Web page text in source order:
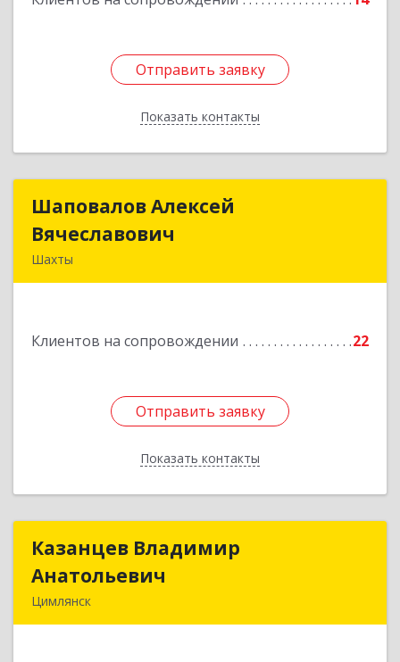
Отправить заявку
Показать контакты
Отправить заявку
Назад
Шаповалов Алексей
Вячеславович
Шахты
Клиентов на сопровождении 22
Отправить заявку
Показать контакты
Шаповалов Алексей
Отправить заявку
Назад
Казанцев Владимир
Анатольевич
Цимлянск
Казанцев Владимир